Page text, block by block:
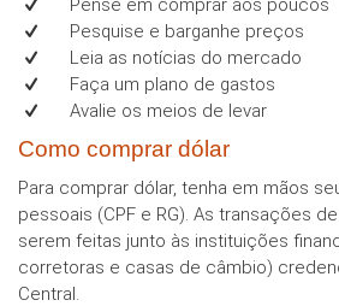
Pesquise e barganhe preços
Leia as notícias do mercado
Faça um plano de gastos
Avalie os meios de levar
Como comprar dólar
Para comprar dólar, tenha em mãos
pessoais (CPF e RG). As transações
serem feitas junto às instituições
corretoras e casas de câmbio)
Central.